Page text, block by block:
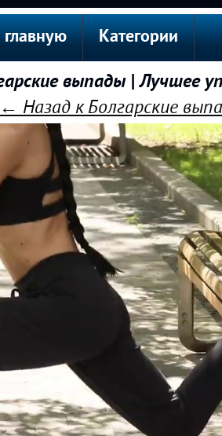
Категории
выпады | Лучшее
← Назад к Болгарские